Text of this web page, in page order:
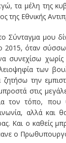
τα μέλη της
της Εθνικής
Σύνταγμα μου
2015, όταν
συνεχίσω χωρίς
των
την
στις
για τον τόπο,
αλλά και
Και ο καθείς
ο